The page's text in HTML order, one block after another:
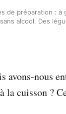
de préparation :
alcool. Des
avons-nous
la cuisson ?